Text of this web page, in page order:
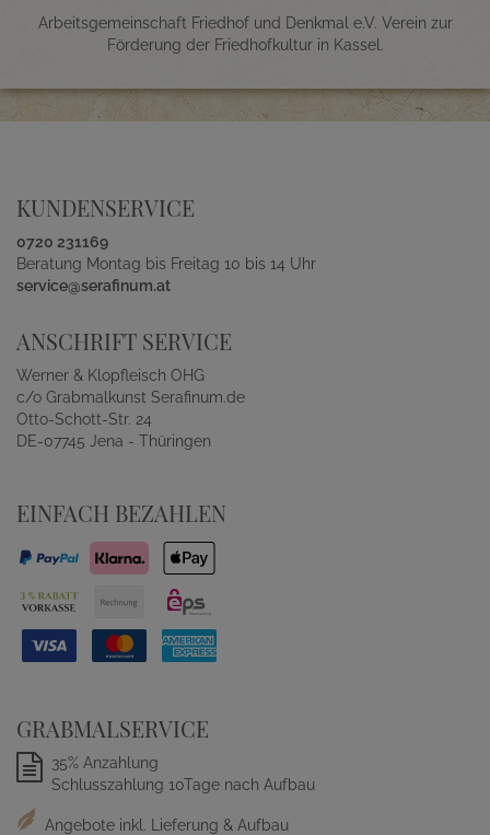
Arbeitsgemeinschaft Friedhof und Denkmal e.V. Verein zur
Förderung der Friedhofkultur in Kassel.
KUNDENSERVICE
0720 231169
Beratung Montag bis Freitag 10 bis 14 Uhr
service@serafinum.at
ANSCHRIFT SERVICE
Werner & Klopfleisch OHG
c/o Grabmalkunst Serafinum.de
Otto-Schott-Str. 24
DE-07745 Jena - Thüringen
EINFACH BEZAHLEN
GRABMALSERVICE
35% Anzahlung
Schlusszahlung 10Tage nach Aufbau
Angebote inkl. Lieferung & Aufbau